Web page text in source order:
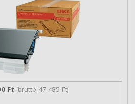
Ft (bruttó 47 485 Ft)